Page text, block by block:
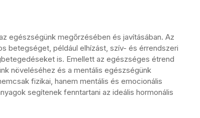
egészségünk megőrzésében és javításában. Az
betegséget, például elhízást, szív- és érrendszeri
is. Emellett az egészséges étrend
növeléséhez és a mentális egészségünk
fizikai, hanem mentális és emocionális
segítenek fenntartani az ideális hormonális